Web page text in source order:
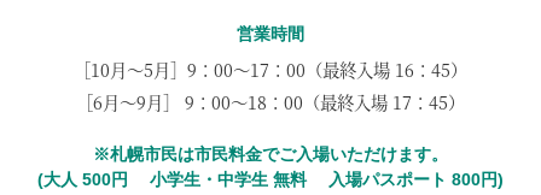
営業時間
［10月～5月］ 9：00～17：00（最終入場 16：45）
［6月～9月］ 9：00～18：00（最終入場 17：45）
※札幌市民は市民料金でご入場いただけます。
(大人 500円 小学生・中学生 無料 入場パスポート 800円)